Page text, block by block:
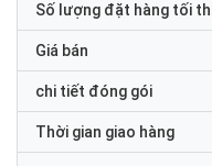
Số lượng đặt hàng tối
Giá bán
chi tiết đóng gói
Thời gian giao hàng